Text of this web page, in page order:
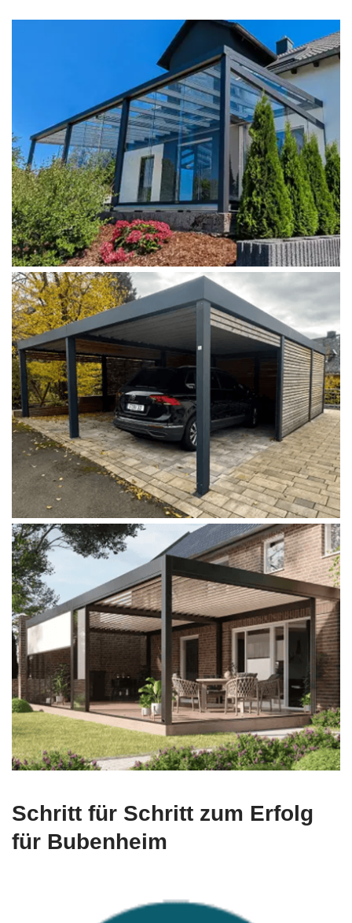
Schritt für Schritt zum Erfolg
für Bubenheim